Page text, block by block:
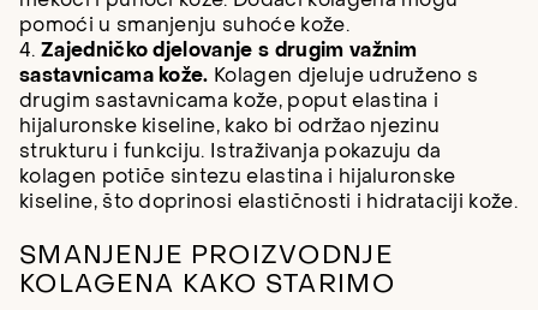
pomoći u smanjenju suhoće kože.
4. Zajedničko djelovanje s drugim važnim
sastavnicama kože. Kolagen djeluje udruženo s
drugim sastavnicama kože, poput elastina i
hijaluronske kiseline, kako bi održao njezinu
strukturu i funkciju. Istraživanja pokazuju da
kolagen potiče sintezu elastina i hijaluronske
kiseline, što doprinosi elastičnosti i hidrataciji kože.
SMANJENJE PROIZVODNJE
KOLAGENA KAKO STARIMO